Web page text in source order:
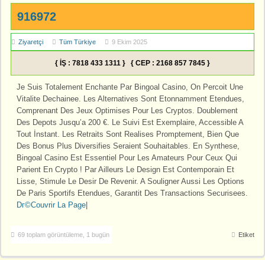
916972
Ziyaretçi Tüm Türkiye 9 Ekim 2025
{ İŞ : 7818 433 1311 } { CEP : 2168 857 7845 }
Je Suis Totalement Enchante Par Bingoal Casino, On Percoit Une
Vitalite Dechainee. Les Alternatives Sont Etonnamment Etendues,
Comprenant Des Jeux Optimises Pour Les Cryptos. Doublement
Des Depots Jusqu’a 200 €. Le Suivi Est Exemplaire, Accessible A
Tout İnstant. Les Retraits Sont Realises Promptement, Bien Que
Des Bonus Plus Diversifies Seraient Souhaitables. En Synthese,
Bingoal Casino Est Essentiel Pour Les Amateurs Pour Ceux Qui
Parient En Crypto ! Par Ailleurs Le Design Est Contemporain Et
Lisse, Stimule Le Desir De Revenir. A Souligner Aussi Les Options
De Paris Sportifs Etendues, Garantit Des Transactions Securisees.
Dг©Couvrir La Page
Etiket
69 toplam görüntüleme, 1 bugün